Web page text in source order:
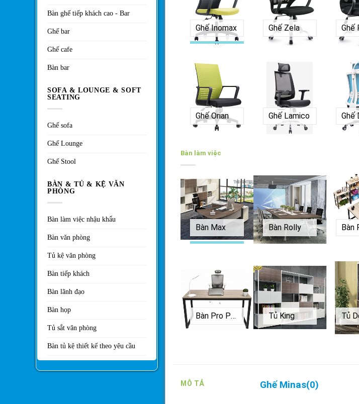
Ghế Inomax Ghế Zela Ghế
Ghế Orian Ghế Lamico Ghế
Bàn làm việc
Bàn Max Bàn Rolly
Bàn Pro P1470 Tủ King Tủ
MÔ TẢ Ghế Minas(0)
Bàn ghế tiếp khách cao - Bar
Ghế bar
Ghế cafe
Bàn bar
SOFA & LOUNGE & SOFT
SEATING
Ghế sofa
Ghế Lounge
Ghế Stool
BÀN & TỦ & KỆ VĂN
PHÒNG
Bàn làm việc nhậu khẩu
Bàn văn phòng
Tủ kệ văn phòng
Bàn tiếp khách
Bàn lãnh đạo
Bàn họp
Tủ sắt văn phòng
Bàn tủ kệ thiết kế theo yêu cầu